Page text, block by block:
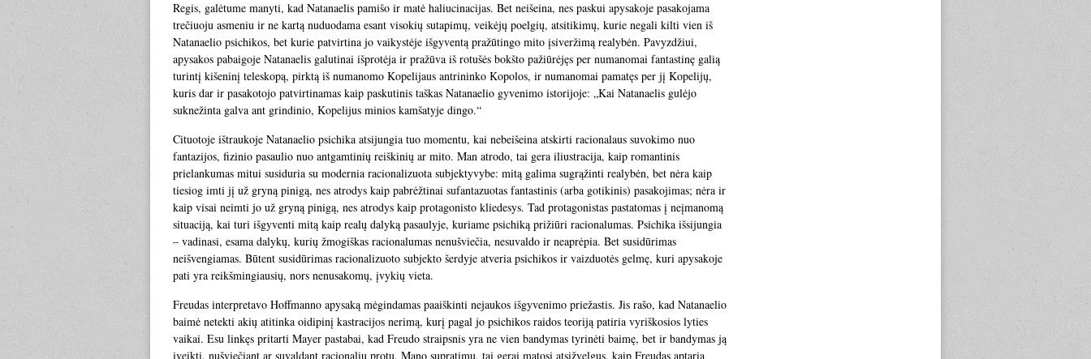
Regis, galėtume manyti, kad Natanaelis pamišo ir matė haliucinacijas. Bet neišeina, nes paskui apysakoje pasakojama
trečiuoju asmeniu ir ne kartą nuduodama esant visokių sutapimų, veikėjų poelgių, atsitikimų, kurie negali kilti vien iš
Natanaelio psichikos, bet kurie patvirtina jo vaikystėje išgyventą pražūtingo mito įsiveržimą realybėn. Pavyzdžiui,
apysakos pabaigoje Natanaelis galutinai išprotėja ir pražūva iš rotušės bokšto pažiūrėjęs per numanomai fantastinę galią
turintį kišeninį teleskopą, pirktą iš numanomo Kopelijaus antrininko Kopolos, ir numanomai pamatęs per jį Kopelijų,
kuris dar ir pasakotojo patvirtinamas kaip paskutinis taškas Natanaelio gyvenimo istorijoje: „Kai Natanaelis gulėjo
suknežinta galva ant grindinio, Kopelijus minios kamšatyje dingo.“
Cituotoje ištraukoje Natanaelio psichika atsijungia tuo momentu, kai nebeišeina atskirti racionalaus suvokimo nuo
fantazijos, fizinio pasaulio nuo antgamtinių reiškinių ar mito. Man atrodo, tai gera iliustracija, kaip romantinis
prielankumas mitui susiduria su modernia racionalizuota subjektyvybe: mitą galima sugrąžinti realybėn, bet nėra kaip
tiesiog imti jį už gryną pinigą, nes atrodys kaip pabrėžtinai sufantazuotas fantastinis (arba gotikinis) pasakojimas; nėra ir
kaip visai neimti jo už gryną pinigą, nes atrodys kaip protagonisto kliedesys. Tad protagonistas pastatomas į neįmanomą
situaciją, kai turi išgyventi mitą kaip realų dalyką pasaulyje, kuriame psichiką prižiūri racionalumas. Psichika išsijungia
– vadinasi, esama dalykų, kurių žmogiškas racionalumas nenušviečia, nesuvaldo ir neaprėpia. Bet susidūrimas
neišvengiamas. Būtent susidūrimas racionalizuoto subjekto šerdyje atveria psichikos ir vaizduotės gelmę, kuri apysakoje
pati yra reikšmingiausių, nors nenusakomų, įvykių vieta.
Freudas interpretavo Hoffmanno apysaką mėgindamas paaiškinti nejaukos išgyvenimo priežastis. Jis rašo, kad Natanaelio
baimė netekti akių atitinka oidipinį kastracijos nerimą, kurį pagal jo psichikos raidos teoriją patiria vyriškosios lyties
vaikai. Esu linkęs pritarti Mayer pastabai, kad Freudo straipsnis yra ne vien bandymas tyrinėti baimę, bet ir bandymas ją
įveikti, nušviečiant ar suvaldant racionaliu protu. Mano supratimu, tai gerai matosi atsižvelgus, kaip Freudas aptaria